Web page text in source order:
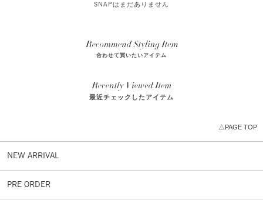
SNAPはまだありません
合わせて買いたいアイテム
最近チェックしたアイテム
△PAGE TOP
NEW ARRIVAL
PRE ORDER